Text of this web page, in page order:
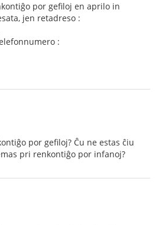
por gefiloj en aprilo in
jen retadreso :
:
por gefiloj? Ĉu ne estas ĉiu
pri renkontiĝo por infanoj?